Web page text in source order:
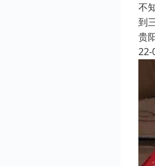
不
到
贵
22-